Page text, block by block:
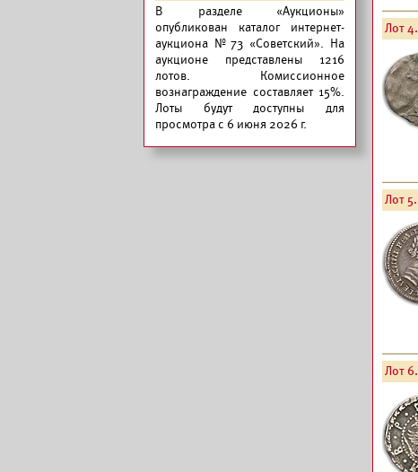
В разделе «Аукционы»
опубликован каталог интернет-
аукциона №73 «Советский». На
аукционе представлены 1216
лотов. Комиссионное
вознаграждение составляет 15%.
Лоты будут доступны для
просмотра с 6 июня 2026 г.
Лот 4.
Лот 5.
Лот 6.